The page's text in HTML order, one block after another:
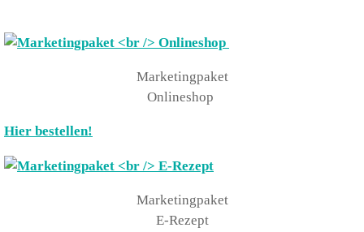
Marketingpaket
Onlineshop
Hier bestellen!
Marketingpaket
E-Rezept